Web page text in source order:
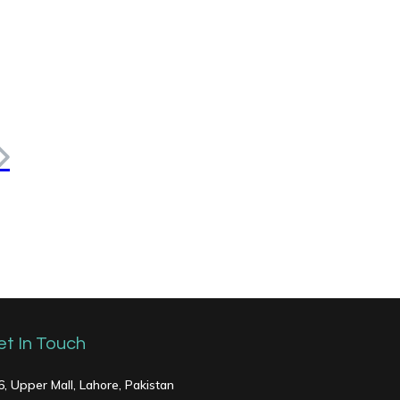
In Touch
Upper Mall, Lahore, Pakistan